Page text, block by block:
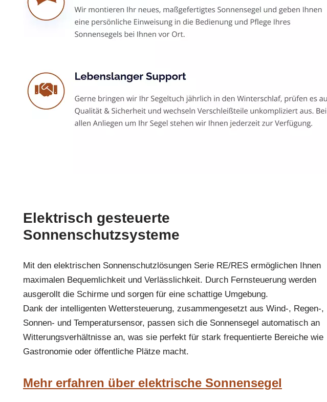
Elektrisch gesteuerte
Sonnenschutzsysteme
Mit den elektrischen Sonnenschutzlösungen Serie RE/RES ermöglichen Ihnen
maximalen Bequemlichkeit und Verlässlichkeit. Durch Fernsteuerung werden
ausgerollt die Schirme und sorgen für eine schattige Umgebung.
Dank der intelligenten Wettersteuerung, zusammengesetzt aus Wind-, Regen-,
Sonnen- und Temperatursensor, passen sich die Sonnensegel automatisch an
Witterungsverhältnisse an, was sie perfekt für stark frequentierte Bereiche wie
Gastronomie oder öffentliche Plätze macht.
Mehr erfahren über elektrische Sonnensegel